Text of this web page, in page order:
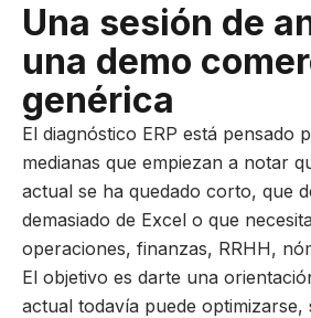
Una sesión de
una demo
genérica
El diagnóstico ERP está pensado
medianas que empiezan a notar
actual se ha quedado corto, que
demasiado de Excel o que
operaciones, finanzas, RRHH,
El objetivo es darte una
actual todavía puede optimizarse,